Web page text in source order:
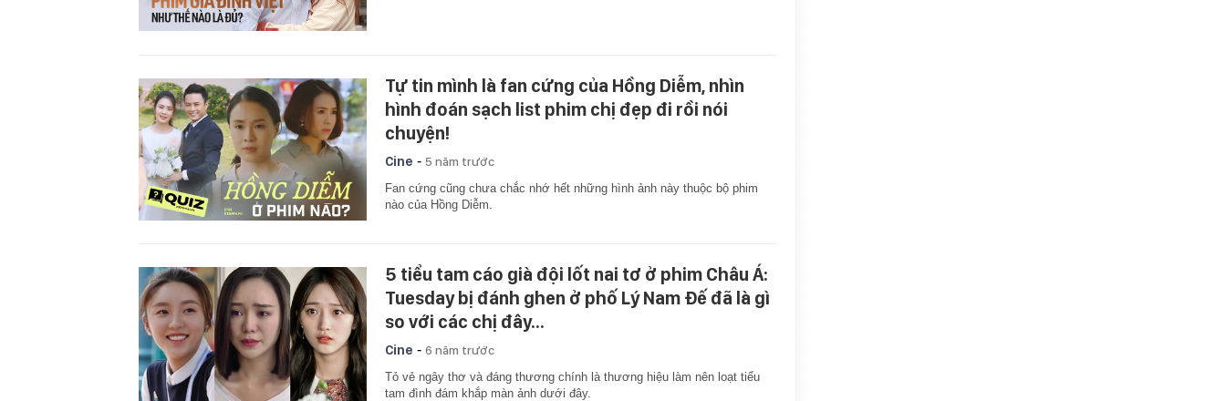
Tự tin mình là fan cứng của Hồng Diễm, nhìn
hình đoán sạch list phim chị đẹp đi rồi nói
chuyện!
Cine - 5 năm trước
Fan cứng cũng chưa chắc nhớ hết những hình ảnh này thuộc bộ phim
nào của Hồng Diễm.
5 tiểu tam cáo già đội lốt nai tơ ở phim Châu Á:
Tuesday bị đánh ghen ở phố Lý Nam Đế đã là gì
so với các chị đây...
Cine - 6 năm trước
Tỏ vẻ ngây thơ và đáng thương chính là thương hiệu làm nên loạt tiểu
tam đình đám khắp màn ảnh dưới đây.